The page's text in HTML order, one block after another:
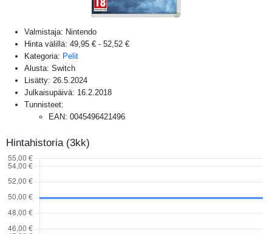
Valmistaja: Nintendo
Hinta välillä: 49,95 € - 52,52 €
Kategoria: Pelit
Alusta: Switch
Lisätty: 26.5.2024
Julkaisupäivä: 16.2.2018
Tunnisteet:
EAN: 0045496421496
Hintahistoria (3kk)